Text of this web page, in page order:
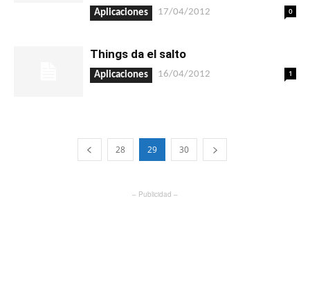
Aplicaciones 17/04/2012 0
Things da el salto
Aplicaciones 16/04/2012 1
28 29 30
– Publicidad –